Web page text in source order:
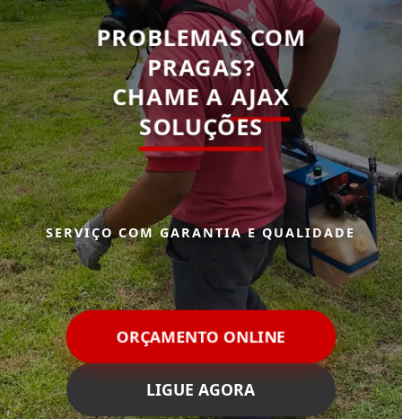
PROBLEMAS COM
PRAGAS?
CHAME AAJAX
SOLUÇÕES
SERVIÇO COM GARANTIA E QUALIDADE
ORÇAMENTO ONLINE
LIGUE AGORA